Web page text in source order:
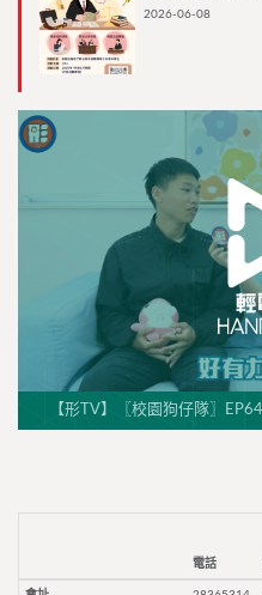
2026-06-08
【形TV】〖校園狗仔隊〗
電話